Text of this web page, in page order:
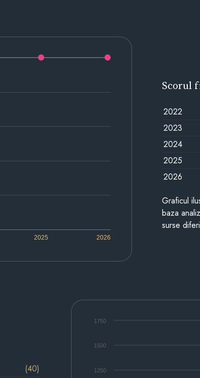
2025 2026
Scorul
2022
2023
2024
2025
2026
Graficul
baza
surse
1250
1500
1750
(40)